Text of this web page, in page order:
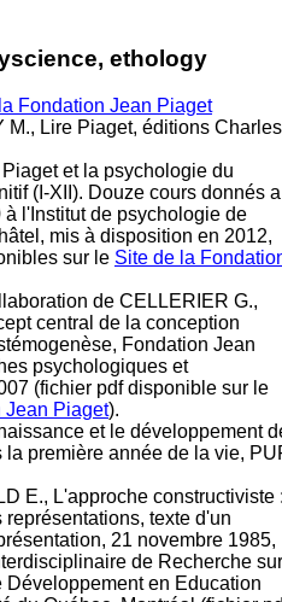
ethology
Fondation Jean Piaget
M., Lire Piaget, éditions Charles
et la psychologie du
(I-XII). Douze cours donnés
l'Institut de psychologie de
mis à disposition en 2012,
sur le Site de la
de CELLERIER G.,
central de la conception
Fondation Jean
psychologiques et
(fichier pdf disponible sur le
Jean Piaget).
et le développement
la première année de la vie,
E., L'approche constructiviste
texte d'un
21 novembre 1985,
de Recherche sur
Développement en Education